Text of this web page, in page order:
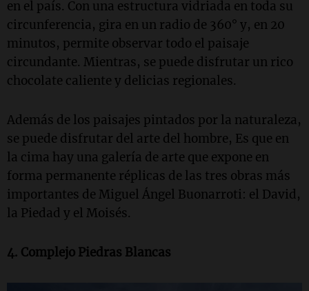
en el país. Con una estructura vidriada en toda su
circunferencia, gira en un radio de 360° y, en 20
minutos, permite observar todo el paisaje
circundante. Mientras, se puede disfrutar un rico
chocolate caliente y delicias regionales.
Además de los paisajes pintados por la naturaleza,
se puede disfrutar del arte del hombre, Es que en
la cima hay una galería de arte que expone en
forma permanente réplicas de las tres obras más
importantes de Miguel Ángel Buonarroti: el David,
la Piedad y el Moisés.
4. Complejo Piedras Blancas